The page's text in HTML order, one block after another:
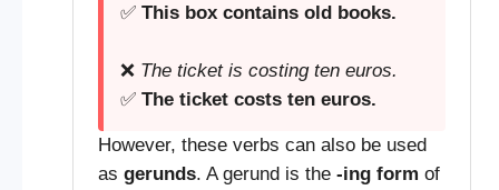
✅ This box contains old books.
❌ The ticket is costing ten euros.
✅ The ticket costs ten euros.
However, these verbs can also be used
as gerunds. A gerund is the -ing form of